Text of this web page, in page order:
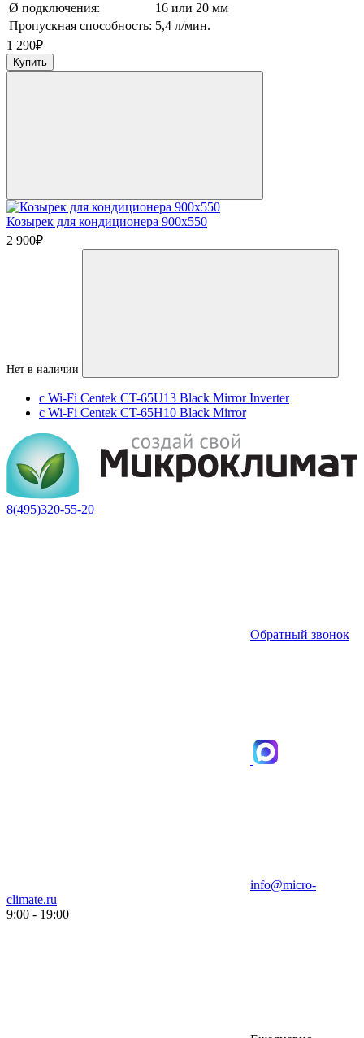
Ø подключения:
16 или 20 мм
Пропускная способность: 5,4 л/мин.
1 290₽
Купить
Козырек для кондиционера 900х550
2 900₽
Нет в наличии
с Wi-Fi Centek CT-65U13 Black Mirror Inverter
с Wi-Fi Centek CT-65H10 Black Mirror
8(495)320-55-20
Обратный звонок
info@micro-
climate.ru
9:00 - 19:00